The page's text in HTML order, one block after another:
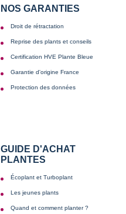
NOS GARANTIES
Droit de rétractation
Reprise des plants et conseils
Certification HVE Plante Bleue
Garantie d'origine France
Protection des données
GUIDE D'ACHAT
PLANTES
Écoplant et Turboplant
Les jeunes plants
Quand et comment planter ?